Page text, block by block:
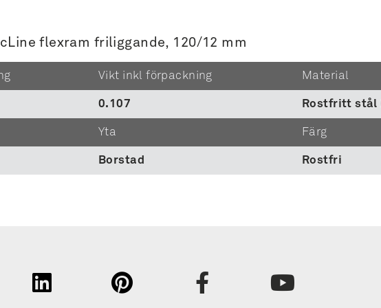
flexram friliggande, 120/12 mm
Vikt inkl förpackning
0.107
Material
Rostfritt stål
Yta
Borstad
Färg
Rostfri